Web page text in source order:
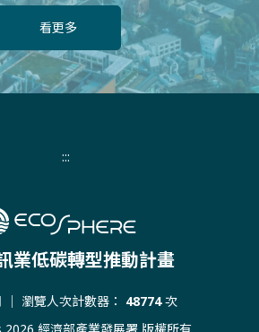
看更多
:::
業低碳轉型推動計畫
｜ 瀏覽人次計數器： 48774次